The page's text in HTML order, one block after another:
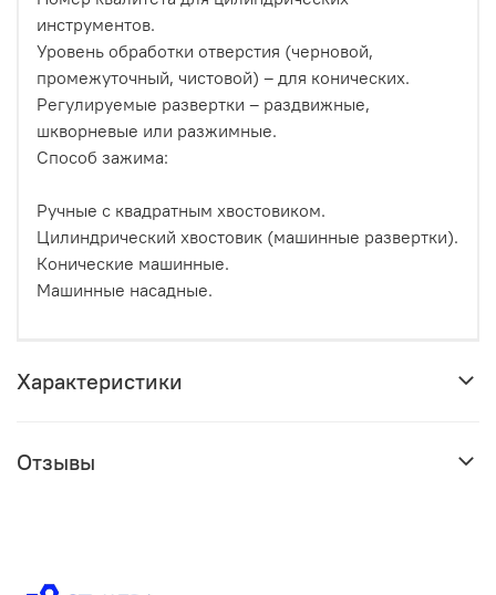
инструментов.
Уровень обработки отверстия (черновой,
промежуточный, чистовой) – для конических.
Регулируемые развертки – раздвижные,
шкворневые или разжимные.
Способ зажима:
Ручные с квадратным хвостовиком.
Цилиндрический хвостовик (машинные развертки).
Конические машинные.
Машинные насадные.
Характеристики
Отзывы